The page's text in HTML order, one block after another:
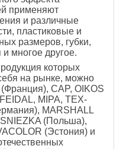
применяют
и различные
пластиковые и
размеров, губки,
многое другое.
которых
на рынке, можно
CAP, OIKOS
MIPA, TEX-
MARSHALL
(Польша),
(Эстония) и